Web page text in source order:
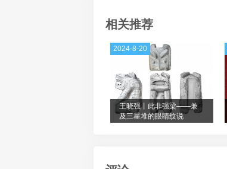
相关推荐
王晓强丨此非强梁——兼
及三星堆的眼睛纹说
2024-8-20